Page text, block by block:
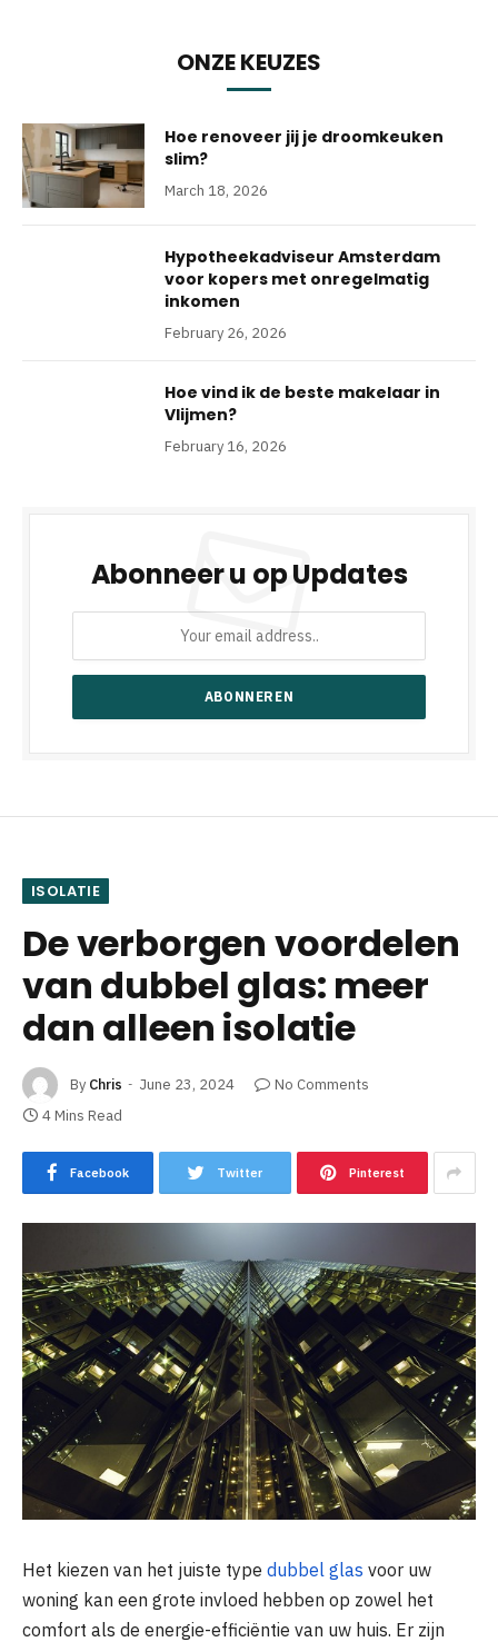
ONZE KEUZES
Hoe renoveer jij je droomkeuken
slim?
March 18, 2026
Hypotheekadviseur Amsterdam
voor kopers met onregelmatig
inkomen
February 26, 2026
Hoe vind ik de beste makelaar in
Vlijmen?
February 16, 2026
Abonneer u op Updates
ISOLATIE
De verborgen voordelen
van dubbel glas: meer
dan alleen isolatie
By Chris June 23, 2024
No Comments
4 Mins Read
Facebook Twitter Pinterest
Het kiezen van het juiste type dubbel glas voor uw
woning kan een grote invloed hebben op zowel het
comfort als de energie-efficiëntie van uw huis. Er zijn